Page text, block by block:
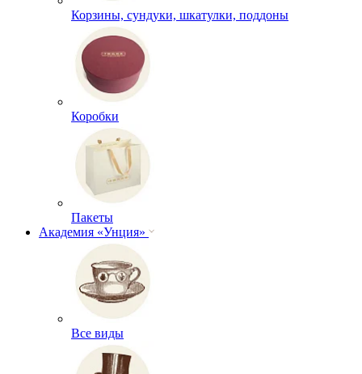
Корзины, сундуки, шкатулки, поддоны
Коробки
Пакеты
Академия «Унция»
Все виды